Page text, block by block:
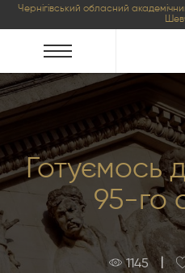
Чернігівський обласний
Готуємось
95-го
1145 |